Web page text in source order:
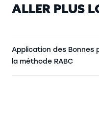
ALLER PLUS L
Application des Bonnes
la méthode RABC